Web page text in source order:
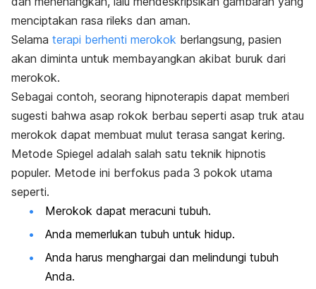
menciptakan rasa rileks dan aman.
Selama terapi berhenti merokok berlangsung, pasien
akan diminta untuk membayangkan akibat buruk dari
merokok.
Sebagai contoh, seorang hipnoterapis dapat memberi
sugesti bahwa asap rokok berbau seperti asap truk atau
merokok dapat membuat mulut terasa sangat kering.
Metode Spiegel adalah salah satu teknik hipnotis
populer. Metode ini berfokus pada 3 pokok utama
seperti.
Merokok dapat meracuni tubuh.
Anda memerlukan tubuh untuk hidup.
Anda harus menghargai dan melindungi tubuh
Anda.